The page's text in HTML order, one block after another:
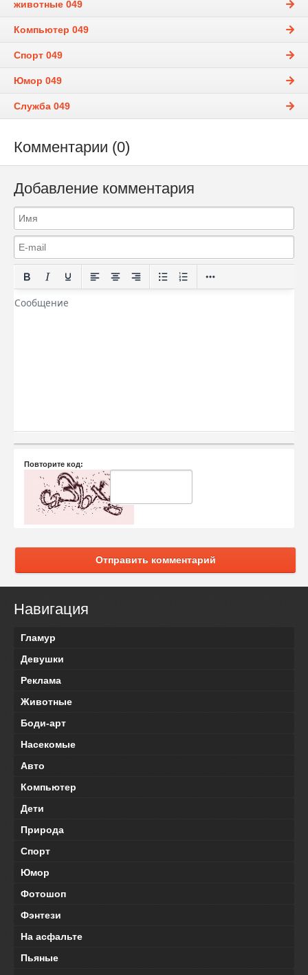
животные 049
Компьютер 049
Спорт 049
Юмор 049
Служба 049
Комментарии (0)
Добавление комментария
Повторите код:
Отправить комментарий
Навигация
Гламур
Девушки
Реклама
Животные
Боди-арт
Насекомые
Авто
Компьютер
Дети
Природа
Спорт
Юмор
Фотошоп
Фэнтези
На асфальте
Пьяные